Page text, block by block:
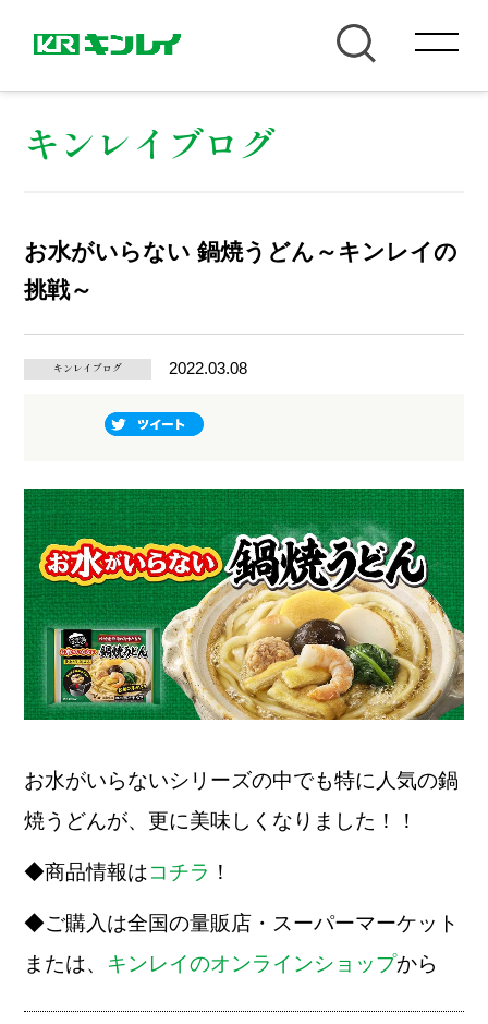
キンレイブログ
お水がいらない 鍋焼うどん～キンレイの
挑戦～
キンレイブログ 2022.03.08
お水がいらないシリーズの中でも特に人気の鍋
焼うどんが、更に美味しくなりました！！
◆商品情報はコチラ ！
◆ご購入は全国の量販店・スーパーマーケット
または、 キンレイのオンラインショップから